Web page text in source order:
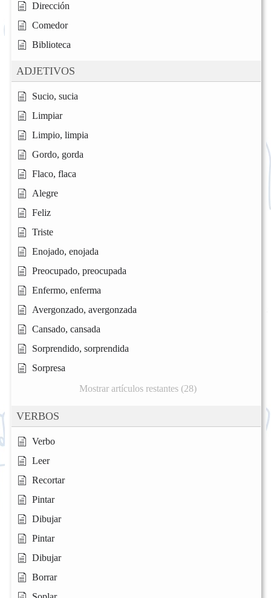
Dirección
Comedor
Biblioteca
ADJETIVOS
Sucio, sucia
Limpiar
Limpio, limpia
Gordo, gorda
Flaco, flaca
Alegre
Feliz
Triste
Enojado, enojada
Preocupado, preocupada
Enfermo, enferma
Avergonzado, avergonzada
Cansado, cansada
Sorprendido, sorprendida
Sorpresa
Mostrar artículos restantes (28)
VERBOS
Verbo
Leer
Recortar
Pintar
Dibujar
Pintar
Dibujar
Borrar